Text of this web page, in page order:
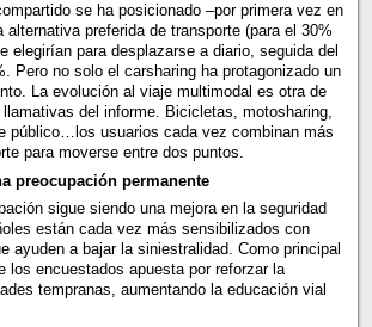
se ha posicionado –por primera vez en
alternativa preferida de transporte (para el 30%
elegirían para desplazarse a diario, seguida del
Pero no solo el carsharing ha protagonizado un
La evolución al viaje multimodal es otra de
del informe. Bicicletas, motosharing,
público…los usuarios cada vez combinan más
para moverse entre dos puntos.
preocupación permanente
sigue siendo una mejora en la seguridad
están cada vez más sensibilizados con
ayuden a bajar la siniestralidad. Como principal
los encuestados apuesta por reforzar la
tempranas, aumentando la educación vial